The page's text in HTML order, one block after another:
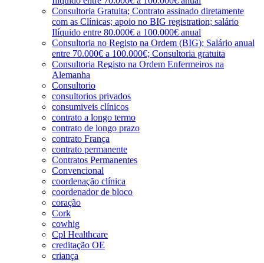
Consultoria Gratuita; Contrato assinado diretamente
com as Clínicas; apoio no BIG registration; salário
Ilíquido entre 80.000€ a 100.000€ anual
Consultoria no Registo na Ordem (BIG); Salário anual
entre 70.000€ a 100.000€; Consultoria gratuita
Consultoria Registo na Ordem Enfermeiros na
Alemanha
Consultorio
consultorios privados
consumiveis clínicos
contrato a longo termo
contrato de longo prazo
contrato França
contrato permanente
Contratos Permanentes
Convencional
coordenação clínica
coordenador de bloco
coração
Cork
cowhig
Cpl Healthcare
creditação OE
criança